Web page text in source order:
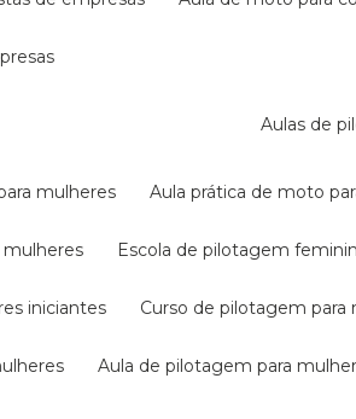
aulas de
mulheres aula prática de moto
escola de pilotagem
iniciantes curso de pilotagem para
aula de pilotagem para